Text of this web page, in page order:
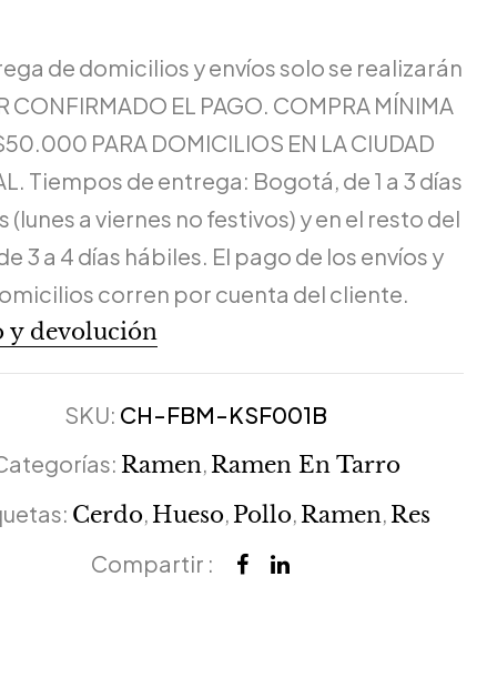
de domicilios y envíos solo se realizarán
CONFIRMADO EL PAGO. COMPRA MÍNIMA
PARA DOMICILIOS EN LA CIUDAD
Tiempos de entrega: Bogotá, de 1 a 3 días
(lunes a viernes no festivos) y en el resto del
3 a 4 días hábiles. El pago de los envíos y
corren por cuenta del cliente.
y devolución
SKU: CH-FBM-KSF001B
Ramen Ramen En Tarro
Cerdo Hueso Pollo Ramen Res
Compartir :